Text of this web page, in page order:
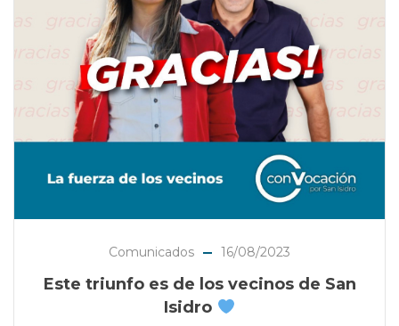
Comunicados 16/08/2023
Este triunfo es de los vecinos de San
Isidro